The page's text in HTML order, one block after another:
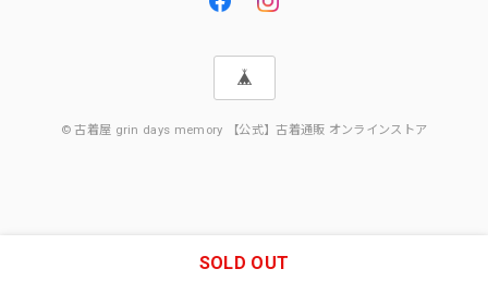
© 古着屋 grin days memory 【公式】古着通販 オンラインストア
SOLD OUT